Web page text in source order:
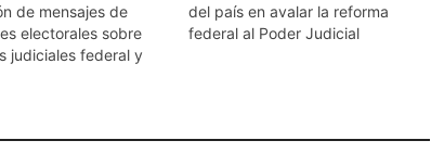
de mensajes de
electorales sobre
judiciales federal y
del país en avalar la reforma
federal al Poder Judicial